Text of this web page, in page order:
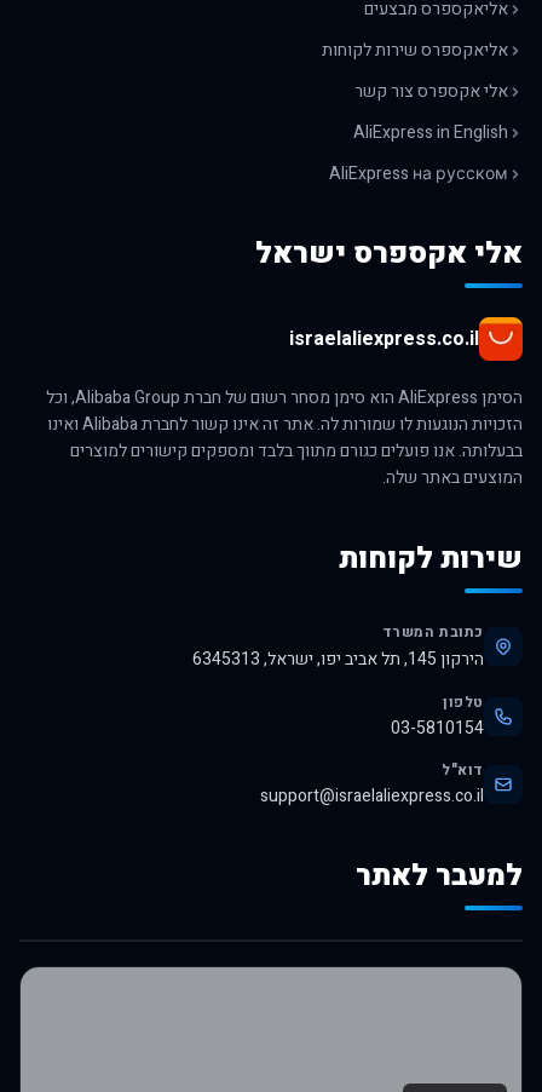
אליאקספרס מבצעים
אליאקספרס שירות לקוחות
אלי אקספרס צור קשר
AliExpress in English
AliExpress на русском
אלי אקספרס ישראל
israelaliexpress.co.il
הסימן AliExpress הוא סימן מסחר רשום של חברת Alibaba Group, וכל
הזכויות הנוגעות לו שמורות לה. אתר זה אינו קשור לחברת Alibaba ואינו
בבעלותה. אנו פועלים כגורם מתווך בלבד ומספקים קישורים למוצרים
המוצעים באתר שלה.
שירות לקוחות
כתובת המשרד
הירקון 145, תל אביב יפו, ישראל, 6345313
טלפון
03-5810154
דוא"ל
support@israelaliexpress.co.il
למעבר לאתר
לרכישה באלי אקספרס